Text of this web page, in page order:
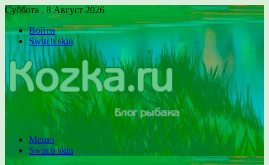
Суббота , 8 Август 2026
Войти
Switch skin
Меню
Switch skin